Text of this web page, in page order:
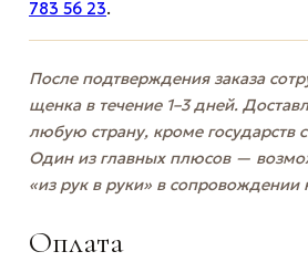
783 56 23.
После подтверждения заказа
щенка в течение 1–3 дней.
любую страну, кроме государств
Один из главных плюсов —
«из рук в руки» в сопровождении
Оплата